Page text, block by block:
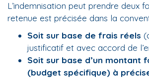
L’indemnisation peut prendre deux
retenue est précisée dans la
Soit sur base de frais réels
justificatif et avec accord de
Soit sur base d’un montant
(budget spécifique) à